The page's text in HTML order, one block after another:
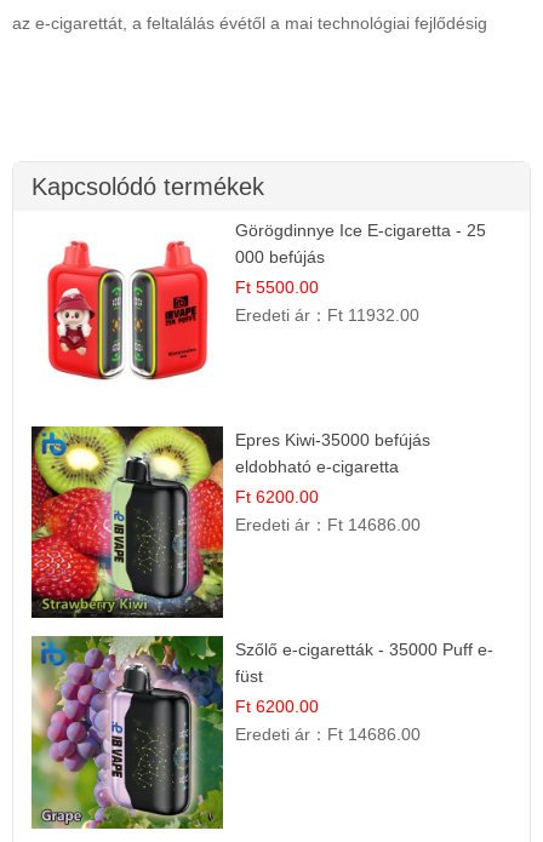
az e-cigarettát, a feltalálás évétől a mai technológiai fejlődésig
Kapcsolódó termékek
Görögdinnye Ice E-cigaretta - 25
000 befújás
Ft 5500.00
Eredeti ár： Ft 11932.00
Epres Kiwi-35000 befújás
eldobható e-cigaretta
Ft 6200.00
Eredeti ár： Ft 14686.00
Szőlő e-cigaretták - 35000 Puff e-
füst
Ft 6200.00
Eredeti ár： Ft 14686.00